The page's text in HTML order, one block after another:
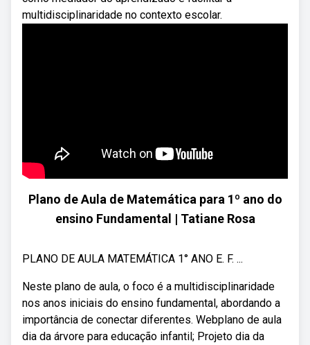
multidisciplinaridade no contexto escolar.
Plano de Aula de Matemática para 1º ano do
ensino Fundamental | Tatiane Rosa
PLANO DE AULA MATEMÁTICA 1° ANO E. F. ...
Neste plano de aula, o foco é a multidisciplinaridade
nos anos iniciais do ensino fundamental, abordando a
importância de conectar diferentes. Webplano de aula
dia da árvore para educação infantil; Projeto dia da